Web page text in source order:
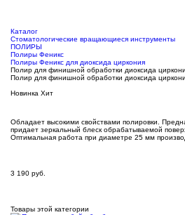
Каталог
Стоматологические вращающиеся инструменты
ПОЛИРЫ
Полиры Феникс
Полиры Феникс для диоксида циркония
Полир для финишной обработки диоксида
Полир для финишной обработки диоксида
Новинка Хит
Обладает высокими свойствами полировки.
придает зеркальный блеск обрабатываемой
Оптимальная работа при диаметре 25 мм
3 190 руб.
Товары этой категории